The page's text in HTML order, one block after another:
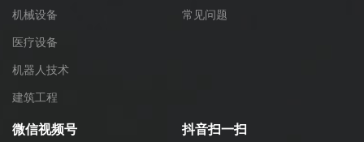
机械设备
医疗设备
机器人技术
建筑工程
常见问题
微信视频号 抖音扫一扫